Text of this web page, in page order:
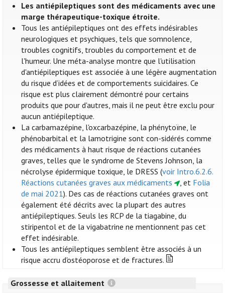
Les antiépileptiques sont des médicaments avec une
marge thérapeutique-toxique étroite.
Tous les antiépileptiques ont des effets indésirables
neurologiques et psychiques, tels que somnolence,
troubles cognitifs, troubles du comportement et de
l'humeur. Une méta-analyse montre que l'utilisation
d'antiépileptiques est associée à une légère augmentation
du risque d’idées et de comportements suicidaires. Ce
risque est plus clairement démontré pour certains
produits que pour d'autres, mais il ne peut être exclu pour
aucun antiépileptique.
La carbamazépine, l'oxcarbazépine, la phénytoïne, le
phénobarbital et la lamotrigine sont con-sidérés comme
des médicaments à haut risque de réactions cutanées
graves, telles que le syndrome de Stevens Johnson, la
nécrolyse épidermique toxique, le DRESS (voir Intro.6.2.6.
Réactions cutanées graves aux médicaments
, et Folia
de mai 2021). Des cas de réactions cutanées graves ont
également été décrits avec la plupart des autres
antiépileptiques. Seuls les RCP de la tiagabine, du
stiripentol et de la vigabatrine ne mentionnent pas cet
effet indésirable.
Tous les antiépileptiques semblent être associés à un
risque accru d'ostéoporose et de fractures.
Grossesse et allaitement